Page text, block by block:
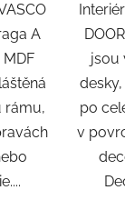
A
rámu,
jsou
po
v